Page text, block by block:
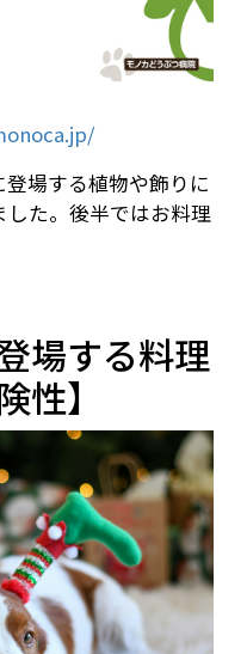
場する植物や飾りに
た。後半ではお料理
場する料理
性】